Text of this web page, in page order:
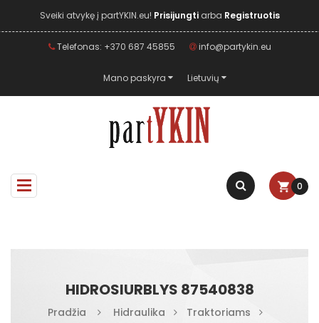
Sveiki atvykę į partYKIN.eu! Prisijungti arba Registruotis
Telefonas: +370 687 45855 info@partykin.eu
Mano paskyra Lietuvių
0
HIDROSIURBLYS 87540838
Pradžia Hidraulika
Traktoriams